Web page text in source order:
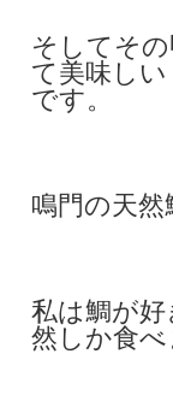
そしてそ
て美味し
です。
鳴門の天
私は鯛が
然しか食